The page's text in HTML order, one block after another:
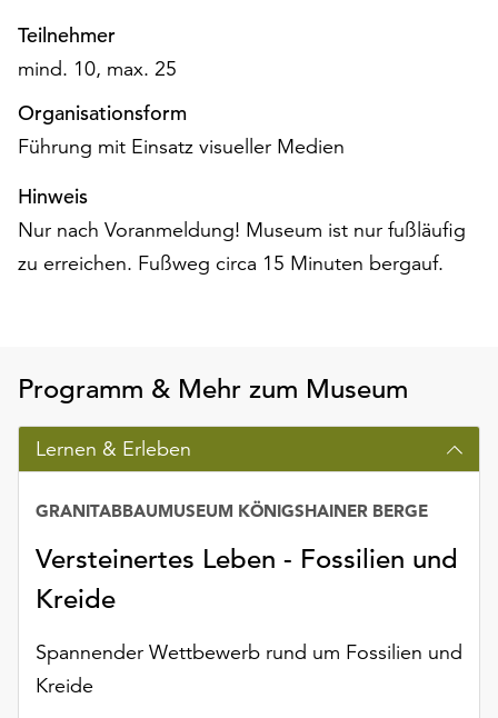
Ende
der
Seite
Schaltfläche
„Cookie-
zur
Verfügung.
Funktionale
Cookies
Ihr
Einverständnis
weiterhin
ausgeführt.
Möchten
Sie
die
verwendeten
Cookies
erreichen
Sie
Teilnehmer
mind. 10, max. 25
Organisationsform
Führung mit Einsatz visueller Medien
Hinweis
Nur nach Voranmeldung! Museum ist nur fußläufig
zu erreichen. Fußweg circa 15 Minuten bergauf.
Programm & Mehr zum Museum
Lernen & Erleben
Versteinertes Leben - Fossilien und
Kreide
GRANITABBAUMUSEUM KÖNIGSHAINER BERGE
Spannender Wettbewerb rund um Fossilien und
Kreide